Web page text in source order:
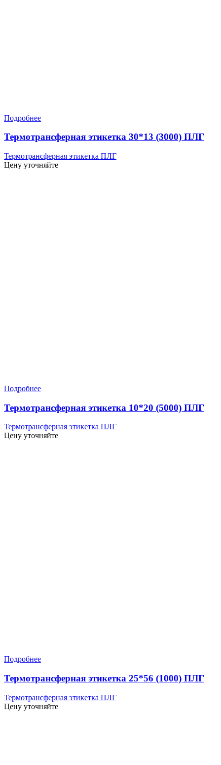
Подробнее
Термотрансферная этикетка 30*13 (3000) ПЛГ
Термотрансферная этикетка ПЛГ
Цену уточняйте
Подробнее
Термотрансферная этикетка 10*20 (5000) ПЛГ
Термотрансферная этикетка ПЛГ
Цену уточняйте
Подробнее
Термотрансферная этикетка 25*56 (1000) ПЛГ
Термотрансферная этикетка ПЛГ
Цену уточняйте